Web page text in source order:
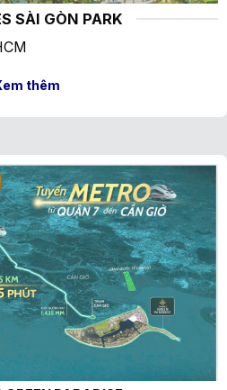
SÀI GÒN PARK
thêm